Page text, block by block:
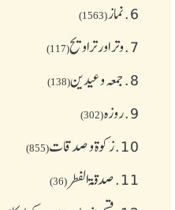
6. نماز(1563)
7. وتر اور تراویح(117)
8. جمعہ وعیدین(138)
9. روزہ(302)
10. زکوة و صدقات(855)
11. صدقۃ الفطر (36)